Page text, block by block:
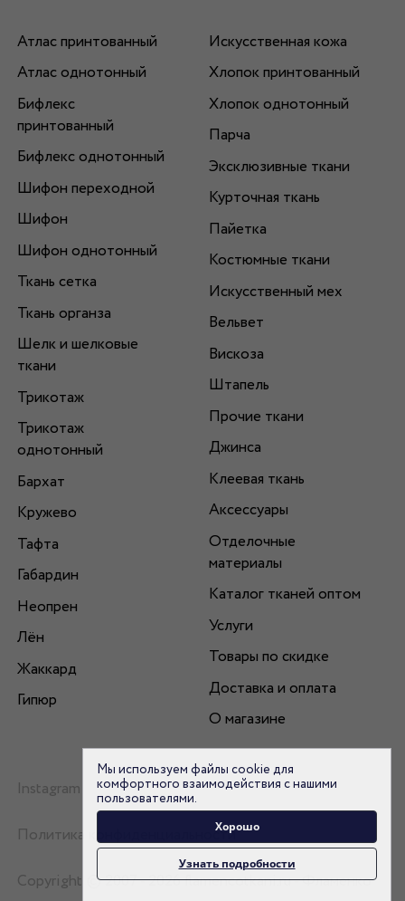
Атлас принтованный
Атлас однотонный
Бифлекс
принтованный
Бифлекс однотонный
Шифон переходной
Шифон
Шифон однотонный
Ткань сетка
Ткань органза
Шелк и шелковые
ткани
Трикотаж
Трикотаж
однотонный
Бархат
Кружево
Тафта
Габардин
Неопрен
Лён
Жаккард
Гипюр
Искусственная кожа
Хлопок принтованный
Хлопок однотонный
Парча
Эксклюзивные ткани
Курточная ткань
Пайетка
Костюмные ткани
Искусственный мех
Вельвет
Вискоза
Штапель
Прочие ткани
Джинса
Клеевая ткань
Аксессуары
Отделочные
материалы
Каталог тканей оптом
Услуги
Товары по скидке
Доставка и оплата
О магазине
Instagram
Политика конфиденциальности
Copyright © 2007 - 2026 flamencotkani.ru - Фламенко
Мы используем файлы cookie для
комфортного взаимодействия с нашими
пользователями.
Хорошо
Узнать подробности